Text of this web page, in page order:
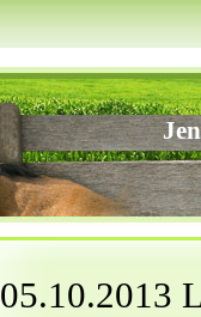
05.10.2013